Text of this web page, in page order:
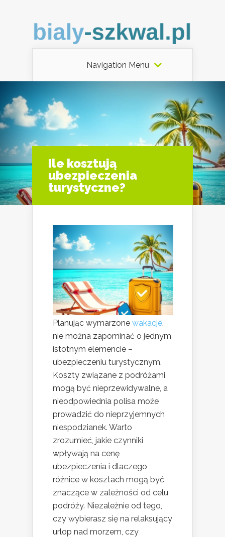
Navigation Menu
Ile kosztują
ubezpieczenia
turystyczne?
Planując wymarzone wakacje
nie można zapominać o jednym
istotnym elemencie –
ubezpieczeniu turystycznym.
Koszty związane z podróżami
mogą być nieprzewidywalne, a
nieodpowiednia polisa może
prowadzić do nieprzyjemnych
niespodzianek. Warto
zrozumieć, jakie czynniki
wpływają na cenę
ubezpieczenia i dlaczego
różnice w kosztach mogą być
znaczące w zależności od celu
podróży. Niezależnie od tego,
czy wybierasz się na relaksujący
urlop nad morzem, czy